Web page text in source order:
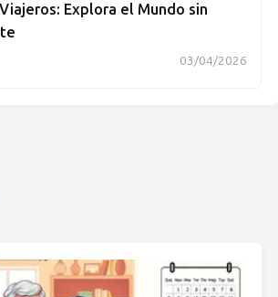
Explora el Mundo sin
03/04/2026